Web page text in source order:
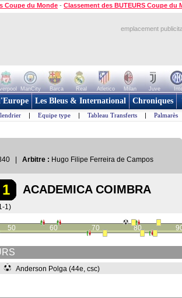
Coupe du Monde - Classement des BUTEURS Coupe du
emplacement
ManCity Barca Real Atletico Milan Juve
Les Bleus & International Chroniques
| Equipe type | Tableau Transferts | Palmarès
| Arbitre : Hugo Filipe Ferreira de Campos
1 ACADEMICA COIMBRA
1)
50 60 70 80
Anderson Polga (44e, csc)